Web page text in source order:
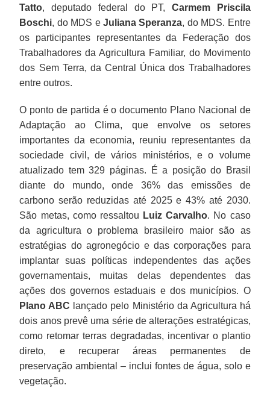
Tatto, deputado federal do PT, Carmem Priscila
Boschi, do MDS e Juliana Speranza, do MDS. Entre
os participantes representantes da Federação dos
Trabalhadores da Agricultura Familiar, do Movimento
dos Sem Terra, da Central Única dos Trabalhadores
entre outros.
O ponto de partida é o documento Plano Nacional de
Adaptação ao Clima, que envolve os setores
importantes da economia, reuniu representantes da
sociedade civil, de vários ministérios, e o volume
atualizado tem 329 páginas. É a posição do Brasil
diante do mundo, onde 36% das emissões de
carbono serão reduzidas até 2025 e 43% até 2030.
São metas, como ressaltou Luiz Carvalho. No caso
da agricultura o problema brasileiro maior são as
estratégias do agronegócio e das corporações para
implantar suas políticas independentes das ações
governamentais, muitas delas dependentes das
ações dos governos estaduais e dos municípios. O
Plano ABC lançado pelo Ministério da Agricultura há
dois anos prevê uma série de alterações estratégicas,
como retomar terras degradadas, incentivar o plantio
direto, e recuperar áreas permanentes de
preservação ambiental – inclui fontes de água, solo e
vegetação.